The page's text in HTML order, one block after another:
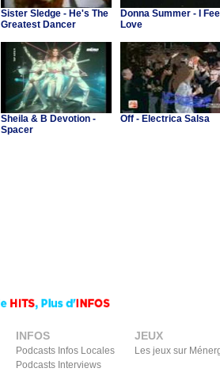
Sister Sledge - He's The
Greatest Dancer
Donna Summer - I
Love
Sheila & B Devotion -
Spacer
Off - Electrica Salsa
INFOS
Podcasts Infos Locales
Podcasts Interviews
JEUX
Les jeux sur